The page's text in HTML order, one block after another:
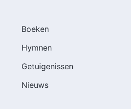
Boeken
Hymnen
Getuigenissen
Nieuws